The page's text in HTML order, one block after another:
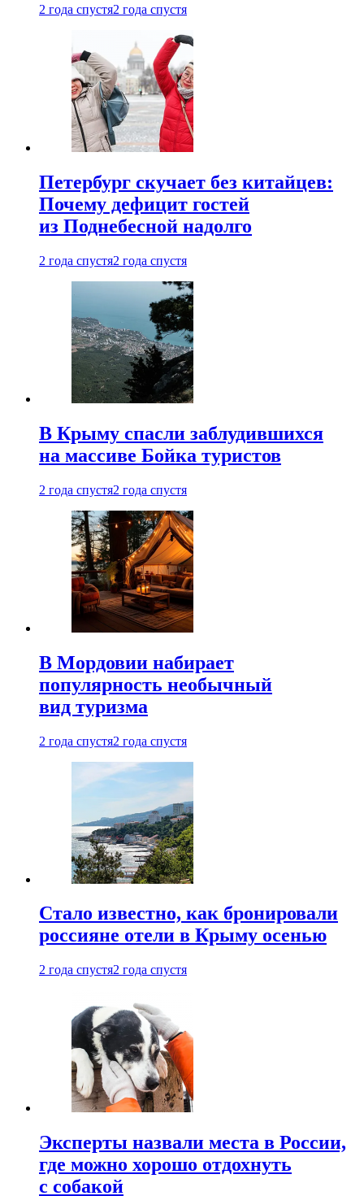
2 года спустя2 года спустя
Петербург скучает без китайцев:
Почему дефицит гостей
из Поднебесной надолго
2 года спустя2 года спустя
В Крыму спасли заблудившихся
на массиве Бойка туристов
2 года спустя2 года спустя
В Мордовии набирает
популярность необычный
вид туризма
2 года спустя2 года спустя
Стало известно, как бронировали
россияне отели в Крыму осенью
2 года спустя2 года спустя
Эксперты назвали места в России,
где можно хорошо отдохнуть
с собакой